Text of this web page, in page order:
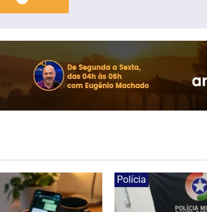
Polícia